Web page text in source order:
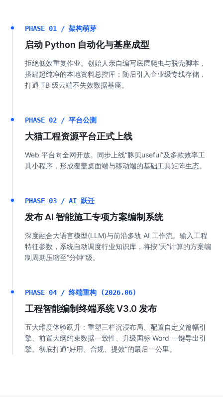
PHASE 01 / 架构萌芽
启动 Python 自动化与基座成型
拒绝低效重复作业。创始人亲自编写底层爬虫与脱壳脚本，
搭建起纯净的本地资料总控库；随后引入企业级专线存储，
打通 TB 级云端不失效数据基座。
PHASE 02 / 平台公测
大猫工程资源平台正式上线
Web 平台向全网开放。同步上线“豚贝useful”及多款效率工
具小程序，形成覆盖桌面端与移动端的基础工具矩阵生态。
PHASE 03 / AI 跃迁
发布 AI 智能施工专项方案编制系统
深度融合大语言模型(LLM)与前沿多轨 AI 工作流。输入工程
特征参数，系统自动调度行业知识库，将按“天”计算的方案编
制周期压缩至“分钟”级。
PHASE 04 / 终端重构 (2026.06)
工程智能编制终端系统 V3.0 发布
五大维度体验跃升：重塑三栏沉浸布局、配置自定义篇幅引
擎、前置大纲约束数据一致性、升级国标 Word 一键导出引
擎。彻底打通“好用、合规、提效”的最后一公里。